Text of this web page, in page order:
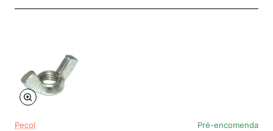
Pecol Pré-encomenda